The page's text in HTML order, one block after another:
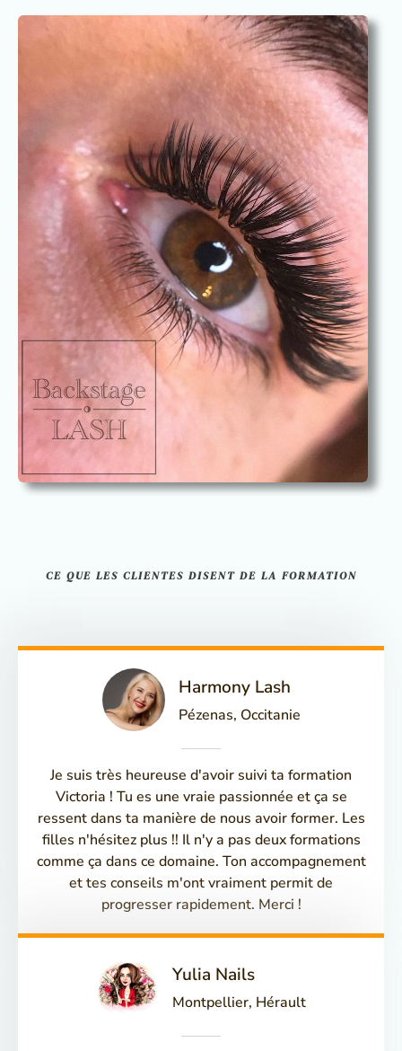
CE QUE LES CLIENTES DISENT DE LA FORMATION
Harmony Lash
Pézenas, Occitanie
Je suis très heureuse d'avoir suivi ta formation
Victoria ! Tu es une vraie passionnée et ça se
ressent dans ta manière de nous avoir former. Les
filles n'hésitez plus !! Il n'y a pas deux formations
comme ça dans ce domaine. Ton accompagnement
et tes conseils m'ont vraiment permit de
progresser rapidement. Merci !​
Yulia Nails
Montpellier, Hérault